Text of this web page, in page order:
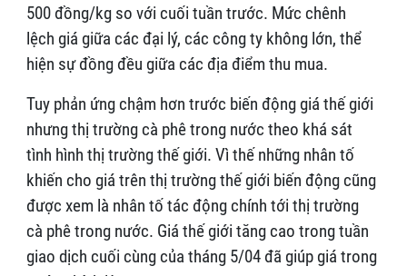
500 đồng/kg so với cuối tuần trước. Mức chênh
lệch giá giữa các đại lý, các công ty không lớn, thể
hiện sự đồng đều giữa các địa điểm thu mua.
Tuy phản ứng chậm hơn trước biến động giá thế giới
nhưng thị trường cà phê trong nước theo khá sát
tình hình thị trường thế giới. Vì thế những nhân tố
khiến cho giá trên thị trường thế giới biến động cũng
được xem là nhân tố tác động chính tới thị trường
cà phê trong nước. Giá thế giới tăng cao trong tuần
giao dịch cuối cùng của tháng 5/04 đã giúp giá trong